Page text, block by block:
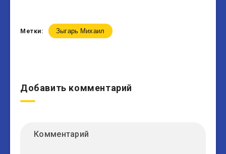
Метки: Зыгарь Михаил
Добавить комментарий